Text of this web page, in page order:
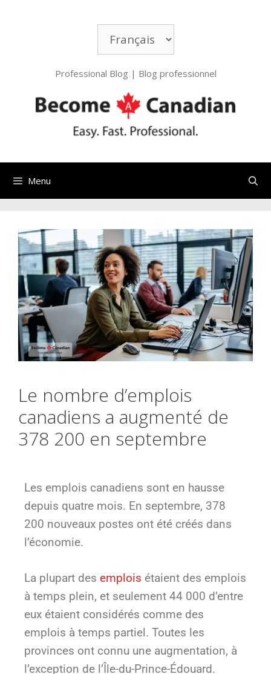
Professional Blog | Blog professionnel
Menu
Le nombre d’emplois
canadiens a augmenté de
378 200 en septembre
Les emplois canadiens sont en hausse
depuis quatre mois. En septembre, 378
200 nouveaux postes ont été créés dans
l’économie.
La plupart des emplois étaient des emplois
à temps plein, et seulement 44 000 d’entre
eux étaient considérés comme des
emplois à temps partiel. Toutes les
provinces ont connu une augmentation, à
l’exception de l’Île-du-Prince-Édouard.